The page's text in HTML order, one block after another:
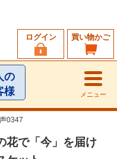
買い物かご
ログイン
の
様
メニュー
0347
花で「今」を届け